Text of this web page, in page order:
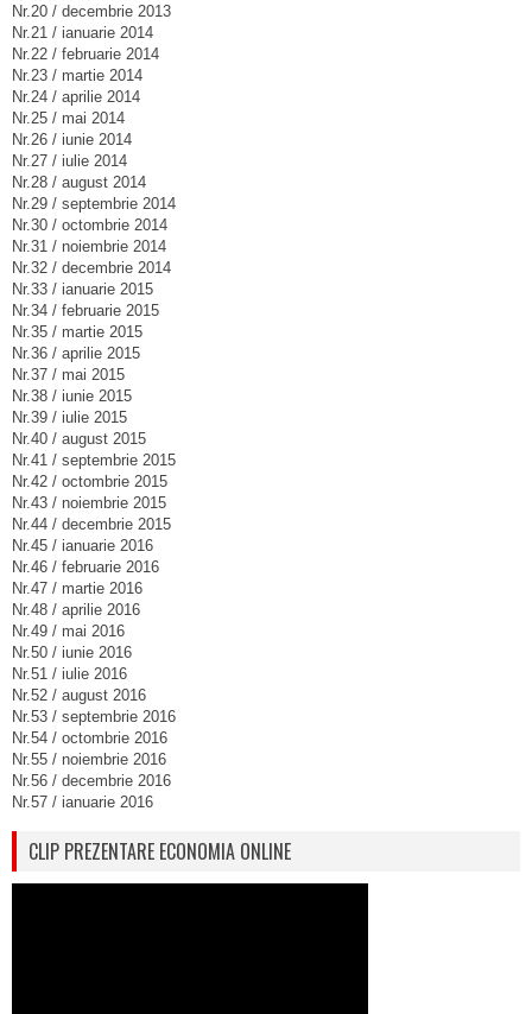
Nr.20 / decembrie 2013
Nr.21 / ianuarie 2014
Nr.22 / februarie 2014
Nr.23 / martie 2014
Nr.24 / aprilie 2014
Nr.25 / mai 2014
Nr.26 / iunie 2014
Nr.27 / iulie 2014
Nr.28 / august 2014
Nr.29 / septembrie 2014
Nr.30 / octombrie 2014
Nr.31 / noiembrie 2014
Nr.32 / decembrie 2014
Nr.33 / ianuarie 2015
Nr.34 / februarie 2015
Nr.35 / martie 2015
Nr.36 / aprilie 2015
Nr.37 / mai 2015
Nr.38 / iunie 2015
Nr.39 / iulie 2015
Nr.40 / august 2015
Nr.41 / septembrie 2015
Nr.42 / octombrie 2015
Nr.43 / noiembrie 2015
Nr.44 / decembrie 2015
Nr.45 / ianuarie 2016
Nr.46 / februarie 2016
Nr.47 / martie 2016
Nr.48 / aprilie 2016
Nr.49 / mai 2016
Nr.50 / iunie 2016
Nr.51 / iulie 2016
Nr.52 / august 2016
Nr.53 / septembrie 2016
Nr.54 / octombrie 2016
Nr.55 / noiembrie 2016
Nr.56 / decembrie 2016
Nr.57 / ianuarie 2016
CLIP PREZENTARE ECONOMIA ONLINE